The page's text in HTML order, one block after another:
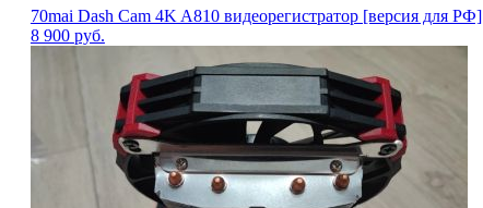
70mai Dash Cam 4K A810 видеорегистратор [версия для РФ]
8 900 руб.